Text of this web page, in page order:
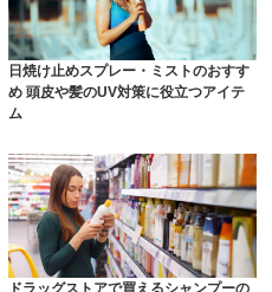
日焼け止めスプレー・ミストのおすす
め 頭皮や髪のUV対策に役立つアイテ
ム
ドラッグストアで買えるシャンプーの